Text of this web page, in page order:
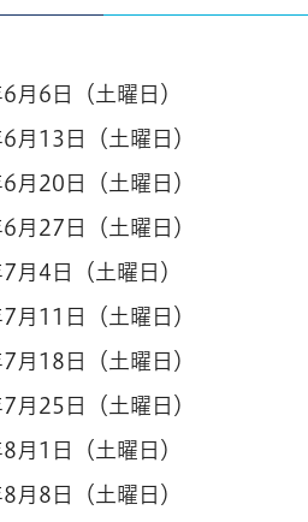
月6日（土曜日）
月13日（土曜日）
月20日（土曜日）
月27日（土曜日）
月4日（土曜日）
月11日（土曜日）
月18日（土曜日）
月25日（土曜日）
月1日（土曜日）
月8日（土曜日）